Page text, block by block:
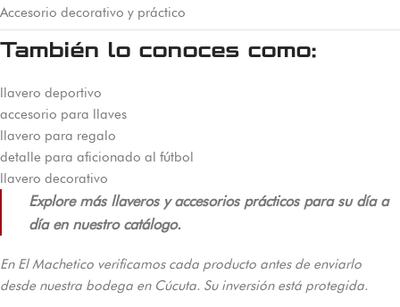
Accesorio decorativo y práctico
También lo conoces como:
llavero deportivo
accesorio para llaves
llavero para regalo
detalle para aficionado al fútbol
llavero decorativo
Explore más llaveros y accesorios prácticos para su día a
día en nuestro catálogo.
En El Machetico verificamos cada producto antes de enviarlo
desde nuestra bodega en Cúcuta. Su inversión está protegida.